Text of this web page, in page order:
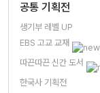
공통 기획전
생기부 레벨 UP
EBS 고교 교재
따끈따끈 신간 도서
한국사 기획전